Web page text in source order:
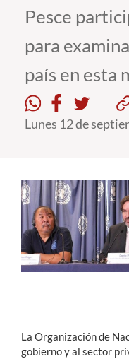
Formación Continua
Estudiantes
Académicos
Funcionarios
English
Pesce
para
país en esta
Lunes 12 de
La Organización de
gobierno y al sector